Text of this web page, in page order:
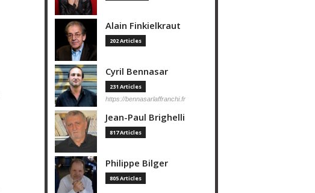
Alain Finkielkraut
202 Articles
Cyril Bennasar
231 Articles
https://bennasarlaffranchi.fr
Jean-Paul Brighelli
817 Articles
Philippe Bilger
805 Articles